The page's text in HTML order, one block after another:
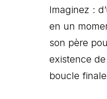
Imaginez :
en un
son père
existence
boucle